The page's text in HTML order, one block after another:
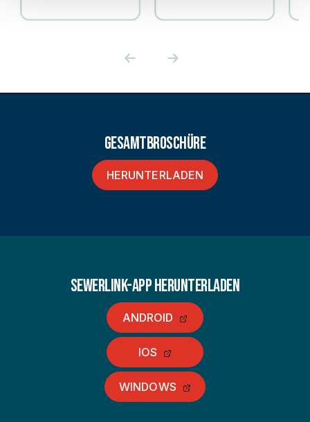
GesamtBroschüre
HERUNTERLADEN
SEWERLINK-APP HERUNTERLADEN
ANDROID
IOS
WINDOWS